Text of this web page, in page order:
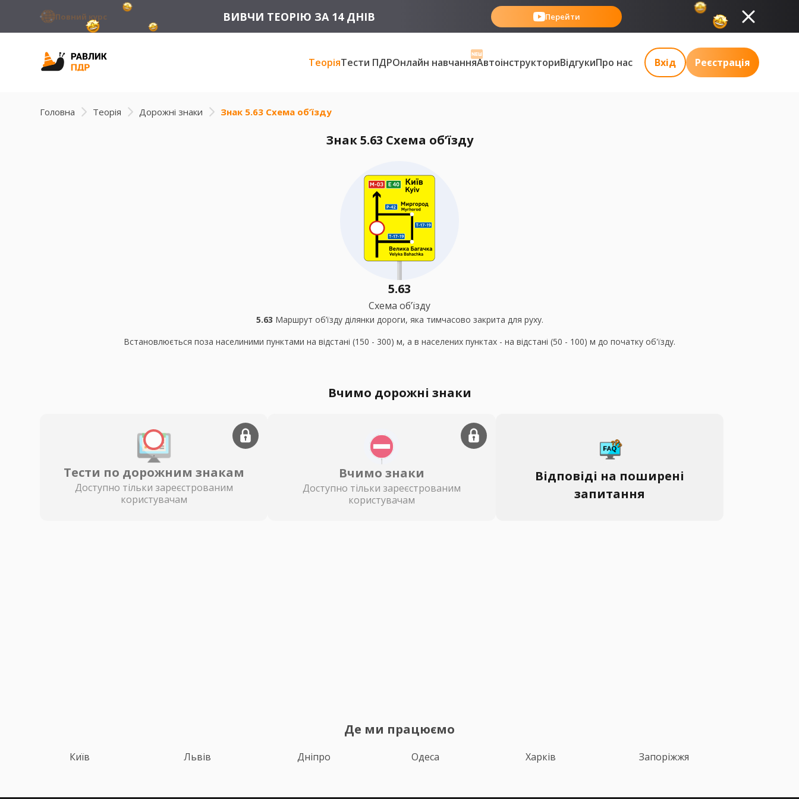
Повний курс ВИВЧИ ТЕОРІЮ ЗА 14 ДНІВ Перейти
ТеоріяТести ПДРОнлайн навчанняАвтоінструкториВідгукиПро нас Вхід Реєстрація
Головна Теорія Дорожні знаки Знак 5.63 Схема об’їзду
Знак 5.63 Схема об’їзду
5.63
Схема об’їзду
5.63 Маршрут об’їзду ділянки дороги, яка тимчасово закрита для руху.
Встановлюється поза населиними пунктами на відстані (150 - 300) м, а в населених пунктах - на відстані (50 - 100) м до початку об'їзду.
Вчимо дорожні знаки
Тести по дорожним знакам
Доступно тільки зареєстрованим
користувачам
Вчимо знаки
Доступно тільки зареєстрованим
користувачам
Відповіді на поширені
запитання
Де ми працюємо
Київ Львів Дніпро Одеса Харків Запоріжжя